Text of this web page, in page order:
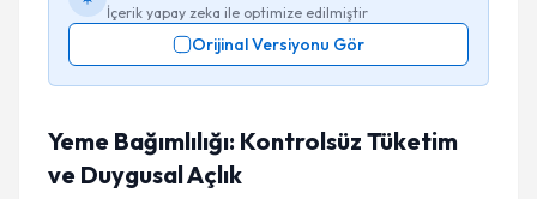
İçerik yapay zeka ile optimize edilmiştir
Orijinal Versiyonu Gör
Yeme Bağımlılığı: Kontrolsüz Tüketim
ve Duygusal Açlık